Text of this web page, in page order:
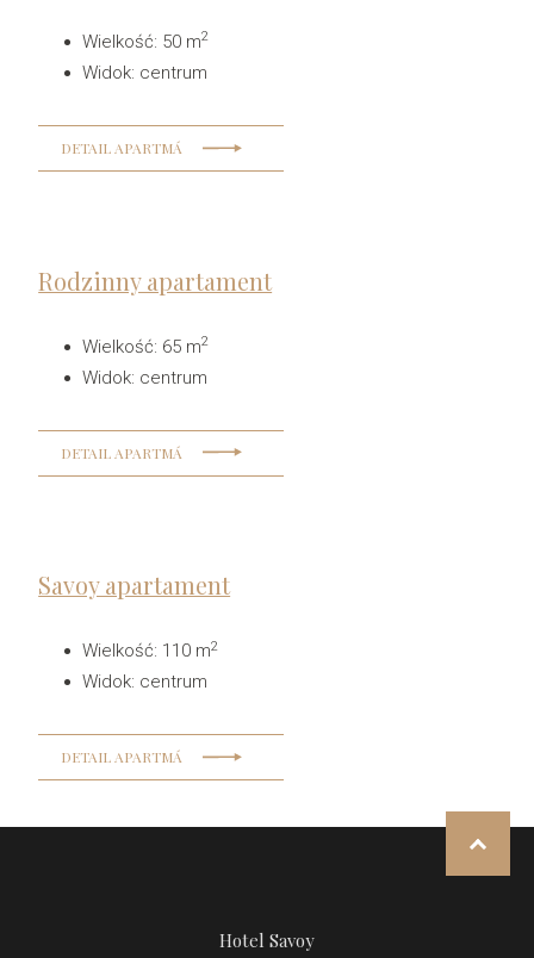
Wielkość: 50 m2
Widok: centrum
DETAIL APARTMÁ
Rodzinny apartament
Wielkość: 65 m2
Widok: centrum
DETAIL APARTMÁ
Savoy apartament
Wielkość: 110 m2
Widok: centrum
DETAIL APARTMÁ
Hotel Savoy